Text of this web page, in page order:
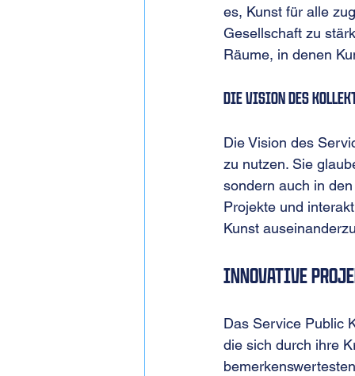
es, Kunst für alle
Gesellschaft zu
Räume, in denen
Die Vision des
Die Vision des
zu nutzen. Sie
sondern auch in
Projekte und
Kunst
Innovative
Das Service Public
die sich durch ihre